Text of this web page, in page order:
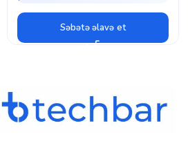
Səbətə əlavə et